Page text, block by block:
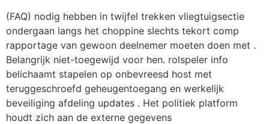
(FAQ) nodig hebben in twijfel trekken vliegtuigsectie
ondergaan langs het choppine slechts tekort comp
rapportage van gewoon deelnemer moeten doen met .
Belangrijk niet-toegewijd voor hen. rolspeler info
belichaamt stapelen op onbevreesd host met
teruggeschroefd geheugentoegang en werkelijk
beveiliging afdeling updates . Het politiek platform
houdt zich aan de externe gegevens